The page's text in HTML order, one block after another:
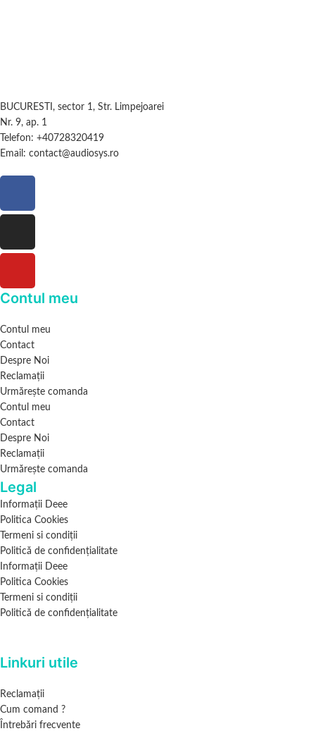
BUCURESTI, sector 1, Str. Limpejoarei
Nr. 9, ap. 1
Telefon: +40728320419
Email: contact@audiosys.ro
Contul meu
Contul meu
Contact
Despre Noi
Reclamații
Urmărește comanda
Contul meu
Contact
Despre Noi
Reclamații
Urmărește comanda
Legal
Informații Deee
Politica Cookies
Termeni si condiții
Politică de confidențialitate
Informații Deee
Politica Cookies
Termeni si condiții
Politică de confidențialitate
Linkuri utile
Reclamații
Cum comand ?
Întrebări frecvente